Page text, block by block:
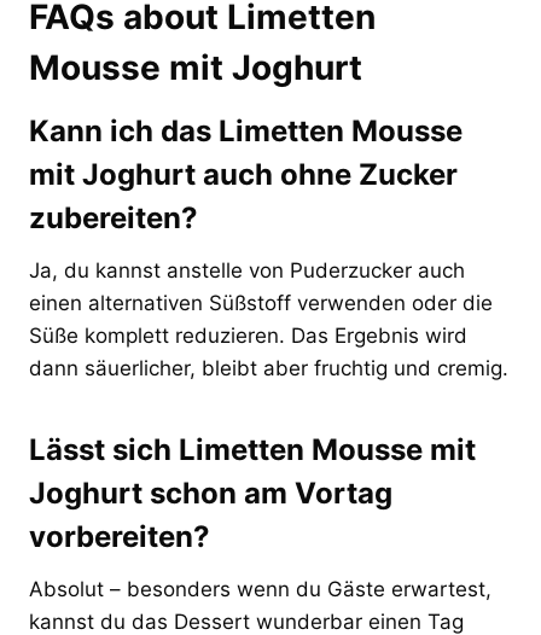
FAQs about Limetten
Mousse mit Joghurt
Kann ich das Limetten Mousse
mit Joghurt auch ohne Zucker
zubereiten?
Ja, du kannst anstelle von Puderzucker auch
einen alternativen Süßstoff verwenden oder die
Süße komplett reduzieren. Das Ergebnis wird
dann säuerlicher, bleibt aber fruchtig und cremig.
Lässt sich Limetten Mousse mit
Joghurt schon am Vortag
vorbereiten?
Absolut – besonders wenn du Gäste erwartest,
kannst du das Dessert wunderbar einen Tag